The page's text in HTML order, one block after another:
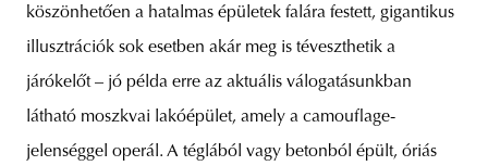
köszönhetően a hatalmas épületek falára festett, gigantikus
illusztrációk sok esetben akár meg is téveszthetik a
járókelőt – jó példa erre az aktuális válogatásunkban
látható moszkvai lakóépület, amely a camouflage-
jelenséggel operál. A téglából vagy betonból épült, óriás